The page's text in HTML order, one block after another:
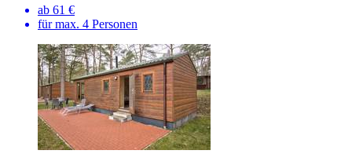
ab 61 €
für max. 4 Personen